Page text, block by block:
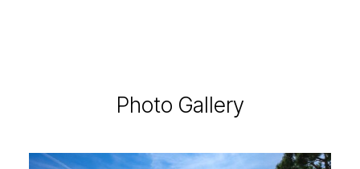
Photo Gallery